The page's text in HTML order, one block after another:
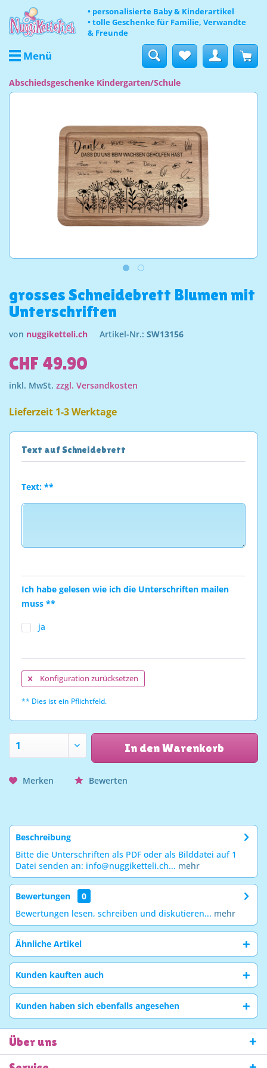
• personalisierte Baby & Kinderartikel
• tolle Geschenke für Familie, Verwandte
& Freunde
Menü
Abschiedsgeschenke Kindergarten/Schule
grosses Schneidebrett Blumen mit
Unterschriften
von nuggiketteli.ch Artikel-Nr.: SW13156
CHF 49.90
inkl. MwSt. zzgl. Versandkosten
Lieferzeit 1-3 Werktage
Text auf Schneidebrett
Text: **
Ich habe gelesen wie ich die Unterschriften mailen
muss **
ja
Konfiguration zurücksetzen
** Dies ist ein Pflichtfeld.
In den Warenkorb
Merken Bewerten
Beschreibung
Bitte die Unterschriften als PDF oder als Bilddatei auf 1
Datei senden an: info@nuggiketteli.ch... mehr
Bewertungen
0
Bewertungen lesen, schreiben und diskutieren... mehr
Ähnliche Artikel
Kunden kauften auch
Kunden haben sich ebenfalls angesehen
Über uns